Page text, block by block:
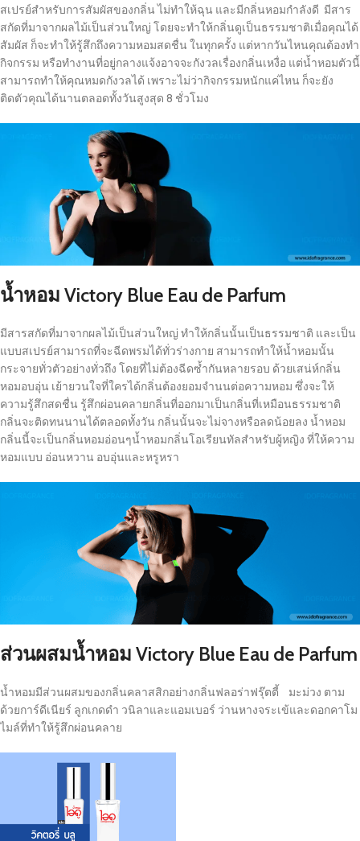
สเปรย์สำหรับการสัมผัสของกลิ่น ไม่ทำให้ฉุน และมีกลิ่นหอมกำลังดี มีสาร
สกัดที่มาจากผลไม้เป็นส่วนใหญ่ โดยจะทำให้กลิ่นดูเป็นธรรมชาติเมื่อคุณได้
สัมผัส ก็จะทำให้รู้สึกถึงความหอมสดชื่น ในทุกครั้ง แต่หากวันไหนคุณต้องทำ
กิจกรรม หรือทำงานที่อยู่กลางแจ้งอาจจะกังวลเรื่องกลิ่นเหงื่อ แต่น้ำหอมตัวนี้
สามารถทำให้คุณหมดกังวลได้ เพราะไม่ว่ากิจกรรมหนักแค่ไหน ก็จะยัง
ติดตัวคุณได้นานตลอดทั้งวันสูงสุด 8 ชั่วโมง
น้ำหอม Victory Blue Eau de Parfum
มีสารสกัดที่มาจากผลไม้เป็นส่วนใหญ่ ทำให้กลิ่นนั้นเป็นธรรมชาติ และเป็น
แบบสเปรย์สามารถที่จะฉีดพรมได้ทั่วร่างกาย สามารถทำให้น้ำหอมนั้น
กระจายทั่วตัวอย่างทั่วถึง โดยที่ไม่ต้องฉีดซ้ำกันหลายรอบ ด้วยเสน่ห์กลิ่น
หอมอบอุ่น เย้ายวนใจที่ใครได้กลิ่นต้องยอมจำนนต่อความหอม ซึ่งจะให้
ความรู้สึกสดชื่น รู้สึกผ่อนคลายกลิ่นที่ออกมาเป็นกลิ่นที่เหมือนธรรมชาติ
กลิ่นจะติดทนนานได้ตลอดทั้งวัน กลิ่นนั้นจะไม่จางหรือลดน้อยลง น้ำหอม
กลิ่นนี้จะเป็นกลิ่นหอมอ่อนๆน้ำหอมกลิ่นโอเรียนทัลสำหรับผู้หญิง ที่ให้ความ
หอมแบบ อ่อนหวาน อบอุ่นและหรูหรา
ส่วนผสมน้ำหอม Victory Blue Eau de Parfum
น้ำหอมมีส่วนผสมของกลิ่นคลาสสิกอย่างกลิ่นฟลอร่าฟรุ๊ตตี้ มะม่วง ตาม
ด้วยการ์ดีเนียร์ ลูกเกดดำ วนิลาและแอมเบอร์ ว่านหางจระเข้และดอกคาโม
ไมล์ที่ทำให้รู้สึกผ่อนคลาย